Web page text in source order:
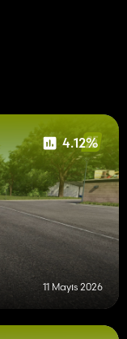
4.12%
11 Mayıs 2026